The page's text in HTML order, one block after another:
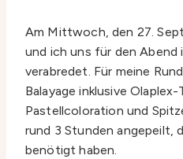
Am Mittwoch, den 27.
und ich uns für den Abend
verabredet. Für meine
Balayage inklusive
Pastellcoloration und
rund 3 Stunden angepeilt,
benötigt haben.